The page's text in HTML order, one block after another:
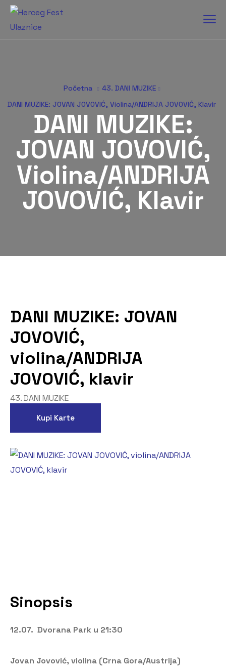
Početna
43. DANI MUZIKE
DANI MUZIKE: JOVAN JOVOVIĆ, Violina/ANDRIJA JOVOVIĆ, Klavir
DANI MUZIKE:
JOVAN JOVOVIĆ,
Violina/ANDRIJA
JOVOVIĆ, Klavir
DANI MUZIKE: JOVAN
JOVOVIĆ,
violina/ANDRIJA
JOVOVIĆ, klavir
43. DANI MUZIKE
Kupi Karte
Sinopsis
12.07. Dvorana Park u 21:30
Jovan Jovović, violina (Crna Gora/Austrija)